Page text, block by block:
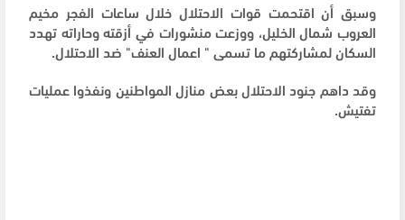
وسبق أن اقتحمت قوات الاحتلال خلال ساعات الفجر مخيم
العروب شمال الخليل، ووزعت منشورات في أزقته وحاراته تهدد
السكان لمشاركتهم ما تسمى " اعمال العنف" ضد الاحتلال.
وقد داهم جنود الاحتلال بعض منازل المواطنين ونفذوا عمليات
تفتيش.